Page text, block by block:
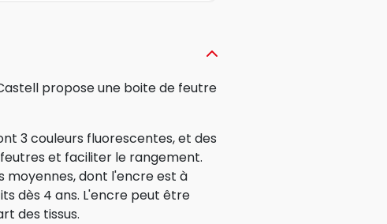
propose une boite de feutre
3 couleurs fluorescentes, et des
et faciliter le rangement.
moyennes, dont l'encre est à
dès 4 ans. L'encre peut être
des tissus.